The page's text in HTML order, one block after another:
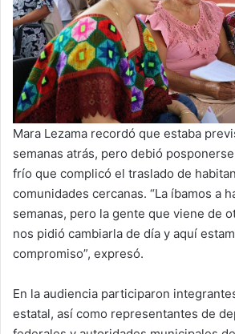
Mara Lezama recordó que estaba
semanas atrás, pero debió
frío que complicó el traslado de
comunidades cercanas. “La íbamos a
semanas, pero la gente que viene de
nos pidió cambiarla de día y aquí
compromiso”, expresó.
En la audiencia participaron
estatal, así como representantes de